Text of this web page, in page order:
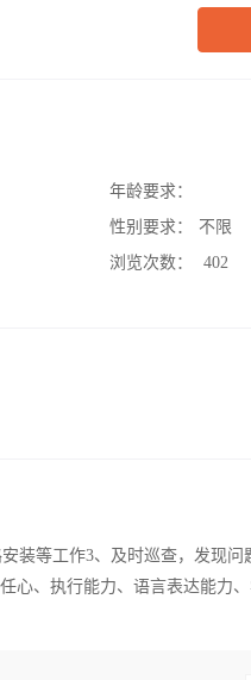
年龄要求：
性别要求：
不限
浏览次数：
402
装等工作3、及时巡查，发现
心、执行能力、语言表达能力、